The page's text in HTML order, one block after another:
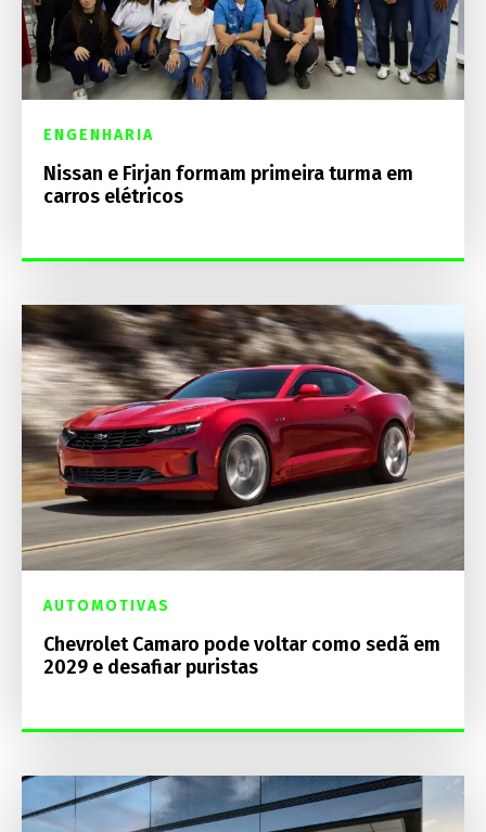
ENGENHARIA
Nissan e Firjan formam primeira turma em
carros elétricos
AUTOMOTIVAS
Chevrolet Camaro pode voltar como sedã em
2029 e desafiar puristas